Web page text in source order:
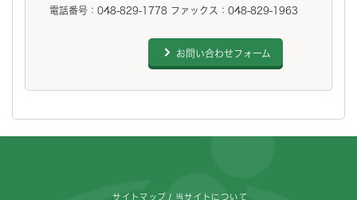
電話番号：048-829-1778 ファックス：048-829-1963
お問い合わせフォーム
サイトマップ 当サイトについて